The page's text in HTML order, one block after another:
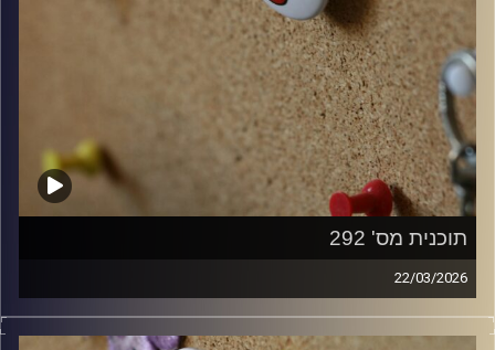
תוכנית מס' 292
22/03/2026
קלאסיקות רוק עם אורן הוף.